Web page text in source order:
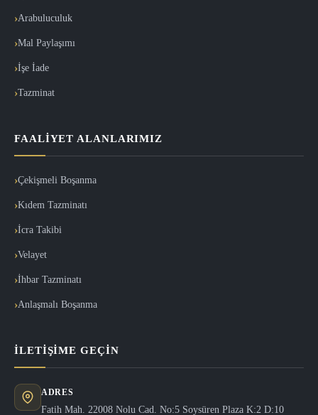
Arabuluculuk
Mal Paylaşımı
İşe İade
Tazminat
FAALIYET ALANLARIMIZ
Çekişmeli Boşanma
Kıdem Tazminatı
İcra Takibi
Velayet
İhbar Tazminatı
Anlaşmalı Boşanma
İLETIŞIME GEÇIN
ADRES
Fatih Mah. 22008 Nolu Cad. No:5 Soysüren Plaza K:2 D:10